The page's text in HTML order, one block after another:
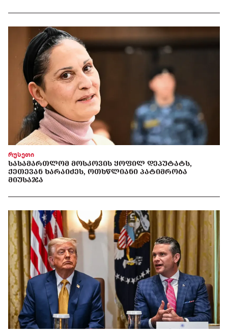
რუსეთი
ᲡᲐᲡᲐᲛᲐᲠᲗᲚᲝᲛ ᲛᲝᲡᲙᲝᲕᲘᲡ ᲧᲝᲤᲘᲚ ᲓᲔᲞᲣᲢᲐᲢᲡ,
ᲥᲔᲗᲔᲕᲐᲜ ᲮᲐᲠᲐᲘᲫᲔᲡ, ᲝᲗᲮᲬᲚᲘᲐᲜᲘ ᲞᲐᲢᲘᲛᲠᲝᲑᲐ
ᲛᲘᲣᲡᲐᲯᲐ